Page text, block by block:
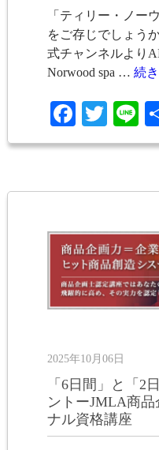
「ティリー・ノー
をご存じでしょう
式チャンネルより
Norwood spa … 続
2025年10月06日
「6日間」と「2
ントーJMLA商
ナル資格講座